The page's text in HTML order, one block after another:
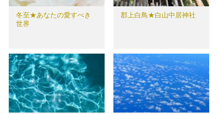
冬至★あなたの愛すべき
世界
郡上白鳥★白山中居神社